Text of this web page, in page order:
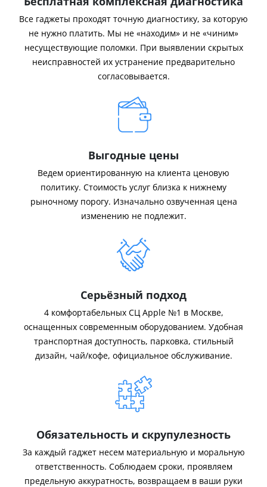
Все гаджеты проходят точную диагностику, за которую
не нужно платить. Мы не «находим» и не «чиним»
несуществующие поломки. При выявлении скрытых
неисправностей их устранение предварительно
согласовывается.
Выгодные цены
Ведем ориентированную на клиента ценовую
политику. Стоимость услуг близка к нижнему
рыночному порогу. Изначально озвученная цена
изменению не подлежит.
Серьёзный подход
4 комфортабельных СЦ Apple №1 в Москве,
оснащенных современным оборудованием. Удобная
транспортная доступность, парковка, стильный
дизайн, чай/кофе, официальное обслуживание.
Обязательность и скрупулезность
За каждый гаджет несем материальную и моральную
ответственность. Соблюдаем сроки, проявляем
предельную аккуратность, возвращаем в ваши руки